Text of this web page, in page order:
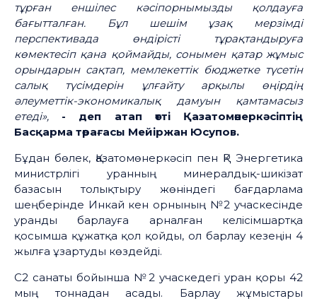
тұрған еншілес кәсіпорнымызды қолдауға
бағытталған. Бұл шешім ұзақ мерзімді
перспективада өндірісті тұрақтандыруға
көмектесіп қана қоймайды, сонымен қатар жұмыс
орындарын сақтап, мемлекеттік бюджетке түсетін
салық түсімдерін ұлғайту арқылы өңірдің
әлеуметтік-экономикалық дамуын қамтамасыз
етеді»,
- деп атап өтті Қазатомөнеркәсіптің
Басқарма төрағасы Мейіржан Юсупов.
Бұдан бөлек, Қазатомөнеркәсіп пен ҚР Энергетика
министрлігі уранның минералдық-шикізат
базасын толықтыру жөніндегі бағдарлама
шеңберінде Инкай кен орнының №2 учаскесінде
уранды барлауға арналған келісімшартқа
қосымша құжатқа қол қойды, ол барлау кезеңін 4
жылға ұзартуды көздейді.
С2 санаты бойынша №2 учаскедегі уран қоры 42
мың тоннадан асады. Барлау жұмыстары